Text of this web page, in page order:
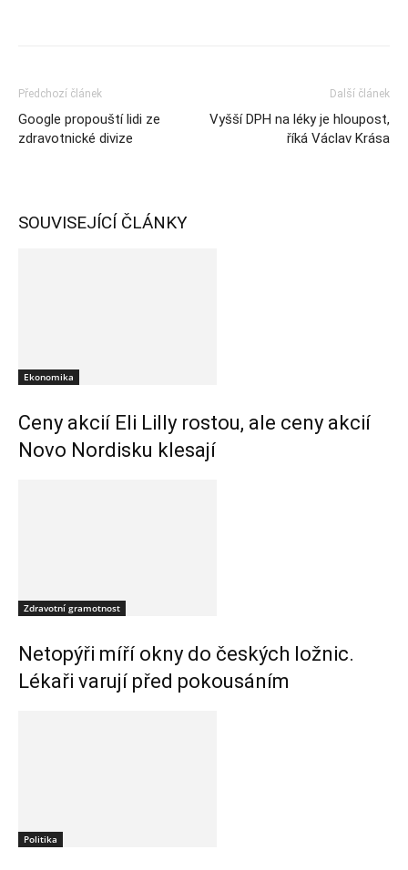
Předchozí článek
Google propouští lidi ze
zdravotnické divize
Další článek
Vyšší DPH na léky je hloupost,
říká Václav Krása
SOUVISEJÍCÍ ČLÁNKY
Ekonomika
Ceny akcií Eli Lilly rostou, ale ceny akcií
Novo Nordisku klesají
Zdravotní gramotnost
Netopýři míří okny do českých ložnic.
Lékaři varují před pokousáním
Politika